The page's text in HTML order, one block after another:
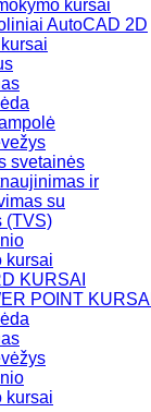
kursai
AutoCAD 2D
svetainės
ir
su
(TVS)
kursai
KURSAI
POINT KURSAI
kursai